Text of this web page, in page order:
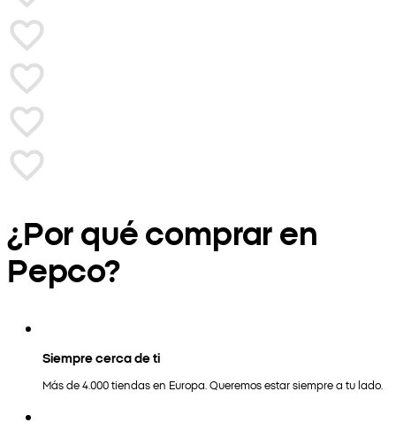
¿Por qué comprar en
Pepco?
Siempre cerca de ti
Más de 4.000 tiendas en Europa. Queremos estar siempre a tu lado.